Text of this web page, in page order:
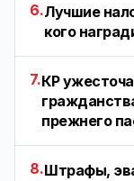
6.Лучшие
кого
7.КР
прежнего
8.Штрафы,